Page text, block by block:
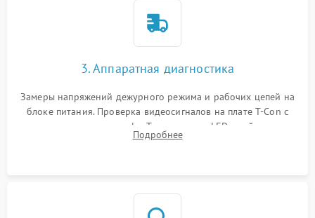
3. Аппаратная диагностика
Замеры напряжений дежурного режима и рабочих цепей на
блоке питания. Проверка видеосигналов на плате T-Con с
помощью осциллографа. Тестирование LED-драйвера и
светодиодных планок подсветки мультиметром.
Подробнее